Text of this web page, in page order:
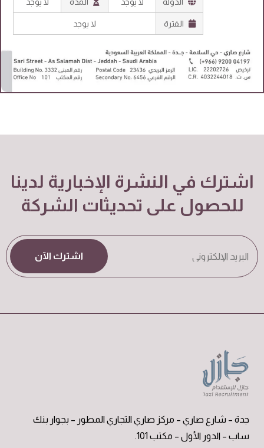
الفترة لا يوجد
اشترك في النشرة الإخبارية لدينا
للحصول على تحديثات الشركة
اشترك الآن
جدة – شارع صاري – مركز صاري التجاري المطور – بجوار بنك
ساب – الدور الأول – مكتب 101.